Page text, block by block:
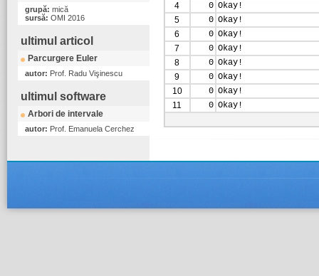
grupă: mică
sursă: OMI 2016
ultimul articol
Parcurgere Euler
autor: Prof. Radu Vişinescu
ultimul software
Arbori de intervale
autor: Prof. Emanuela Cerchez
4
0 Okay!
5
0 Okay!
6
0 Okay!
7
0 Okay!
8
0 Okay!
9
0 Okay!
10
0 Okay!
11
0 Okay!